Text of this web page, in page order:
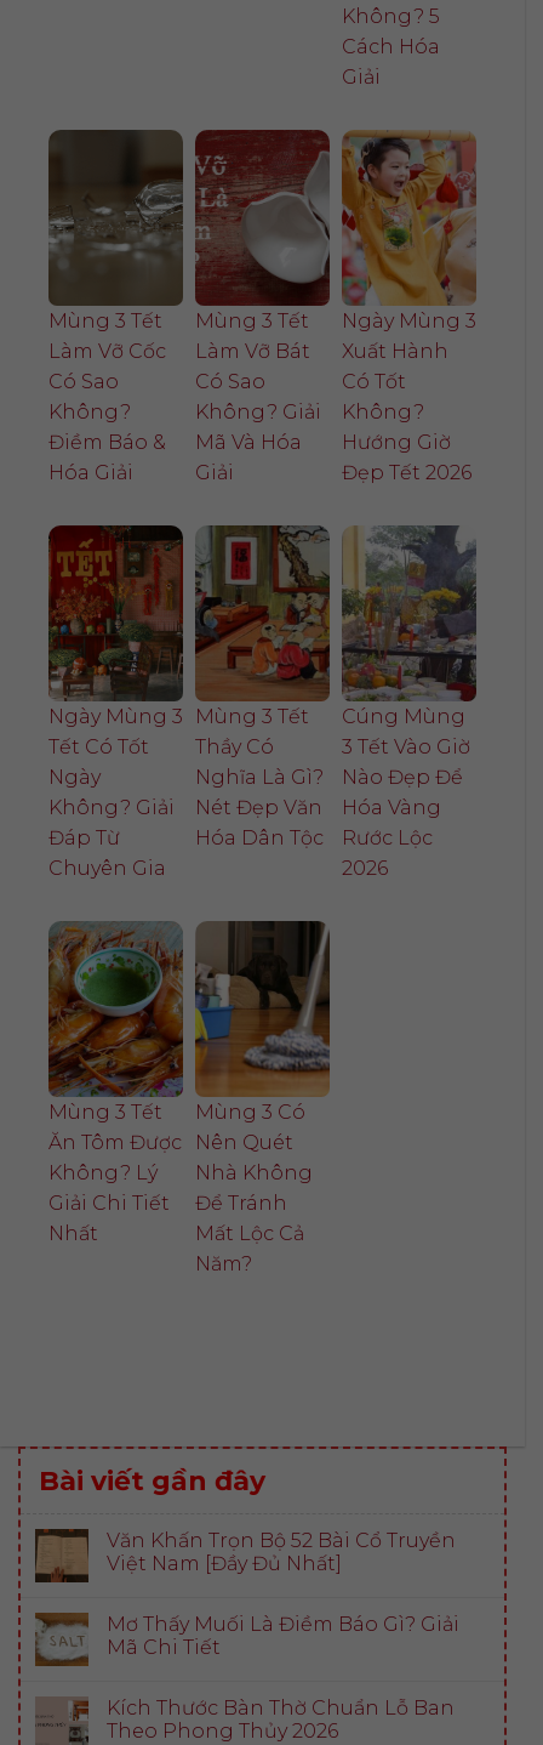
Không? 5
Cách Hóa
Giải
Mùng 3 Tết
Làm Vỡ Cốc
Có Sao
Không?
Điềm Báo &
Hóa Giải
Mùng 3 Tết
Làm Vỡ Bát
Có Sao
Không? Giải
Mã Và Hóa
Giải
Ngày Mùng 3
Xuất Hành
Có Tốt
Không?
Hướng Giờ
Đẹp Tết 2026
Ngày Mùng 3
Tết Có Tốt
Ngày
Không? Giải
Đáp Từ
Chuyên Gia
Mùng 3 Tết
Thầy Có
Nghĩa Là Gì?
Nét Đẹp Văn
Hóa Dân Tộc
Cúng Mùng
3 Tết Vào Giờ
Nào Đẹp Để
Hóa Vàng
Rước Lộc
2026
Mùng 3 Tết
Ăn Tôm Được
Không? Lý
Giải Chi Tiết
Nhất
Mùng 3 Có
Nên Quét
Nhà Không
Để Tránh
Mất Lộc Cả
Năm?
Bài viết gần đây
Văn Khấn Trọn Bộ 52 Bài Cổ Truyền
Việt Nam [Đầy Đủ Nhất]
Mơ Thấy Muối Là Điềm Báo Gì? Giải
Mã Chi Tiết
Kích Thước Bàn Thờ Chuẩn Lỗ Ban
Theo Phong Thủy 2026